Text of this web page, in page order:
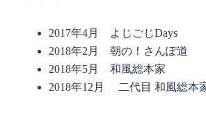
2017年4月 よじごじDays​
2018年2月 朝の！さんぽ道
2018年5月 和風総本家​
2018年12月 二代目 和風総本